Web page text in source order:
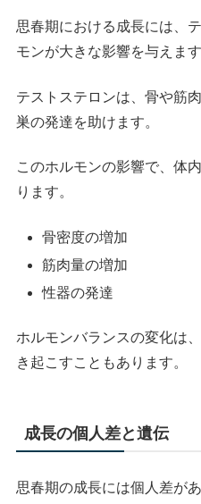
思春期における成長には、
モンが大きな影響を与えます
テストステロンは、骨や筋
巣の発達を助けます。
このホルモンの影響で、体
ります。
骨密度の増加
筋肉量の増加
性器の発達
ホルモンバランスの変化は
き起こすこともあります。
成長の個人差と遺伝
思春期の成長には個人差が